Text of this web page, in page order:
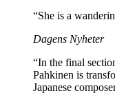
“She is a
Dagens Nyheter
“In the final
Pahkinen is
Japanese